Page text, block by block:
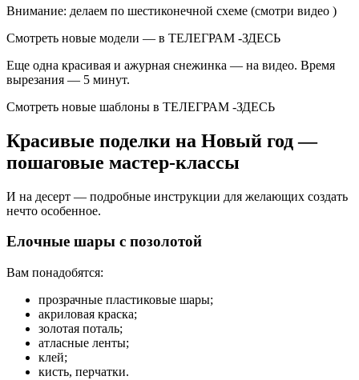
Внимание: делаем по шестиконечной схеме (смотри видео )
Смотреть новые модели — в ТЕЛЕГРАМ -ЗДЕСЬ
Еще одна красивая и ажурная снежинка — на видео. Время
вырезания — 5 минут.
Смотреть новые шаблоны в ТЕЛЕГРАМ -ЗДЕСЬ
Красивые поделки на Новый год —
пошаговые мастер-классы
И на десерт — подробные инструкции для желающих создать
нечто особенное.
Елочные шары с позолотой
Вам понадобятся:
прозрачные пластиковые шары;
акриловая краска;
золотая поталь;
атласные ленты;
клей;
кисть, перчатки.